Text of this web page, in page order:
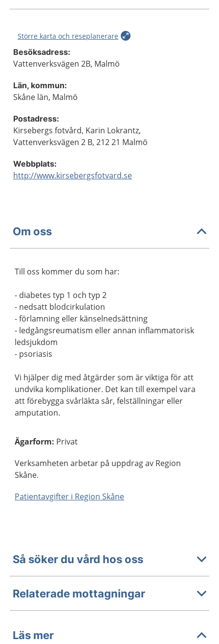
Större karta och reseplanerare
Besöksadress:
Vattenverksvägen 2B, Malmö
Län, kommun:
Skåne län, Malmö
Postadress:
Kirsebergs fotvård, Karin Lokrantz,
Vattenverksvägen 2 B, 212 21 Malmö
Webbplats:
http://www.kirsebergsfotvard.se
Om oss
Till oss kommer du som har:
- diabetes typ 1 och typ 2
- nedsatt blodcirkulation
- förlamning eller känselnedsättning
- ledgångsreumatism eller annan inflammatorisk
ledsjukdom
- psoriasis
Vi hjälper dig med åtgärder som är viktiga för att
undvika komplikationer. Det kan till exempel vara
att förebygga svårläkta sår, felställningar eller
amputation.
Ägarform: Privat
Verksamheten arbetar på uppdrag av Region
Skåne.
Patientavgifter i Region Skåne
Så söker du vård hos oss
Relaterade mottagningar
Läs mer